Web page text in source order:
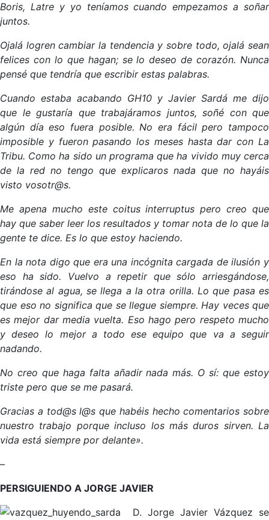
Boris, Latre y yo teníamos cuando empezamos a soñar
juntos.
Ojalá logren cambiar la tendencia y sobre todo, ojalá sean
felices con lo que hagan; se lo deseo de corazón. Nunca
pensé que tendría que escribir estas palabras.
Cuando estaba acabando GH10 y Javier Sardá me dijo
que le gustaría que trabajáramos juntos, soñé con que
algún día eso fuera posible. No era fácil pero tampoco
imposible y fueron pasando los meses hasta dar con La
Tribu. Como ha sido un programa que ha vivido muy cerca
de la red no tengo que explicaros nada que no hayáis
visto vosotr@s.
Me apena mucho este coitus interruptus pero creo que
hay que saber leer los resultados y tomar nota de lo que la
gente te dice. Es lo que estoy haciendo.
En la nota digo que era una incógnita cargada de ilusión y
eso ha sido. Vuelvo a repetir que sólo arriesgándose,
tirándose al agua, se llega a la otra orilla. Lo que pasa es
que eso no significa que se llegue siempre. Hay veces que
es mejor dar media vuelta. Eso hago pero respeto mucho
y deseo lo mejor a todo ese equipo que va a seguir
nadando.
No creo que haga falta añadir nada más. O sí: que estoy
triste pero que se me pasará.
Gracias a tod@s l@s que habéis hecho comentarios sobre
nuestro trabajo porque incluso los más duros sirven. La
vida está siempre por delante».
–
PERSIGUIENDO A JORGE JAVIER
D. Jorge Javier Vázquez se